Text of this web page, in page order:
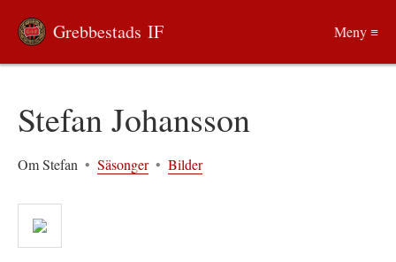
Stefan Johansson
Om Stefan • Säsonger • Bilder
Grebbestads IF Meny ≡